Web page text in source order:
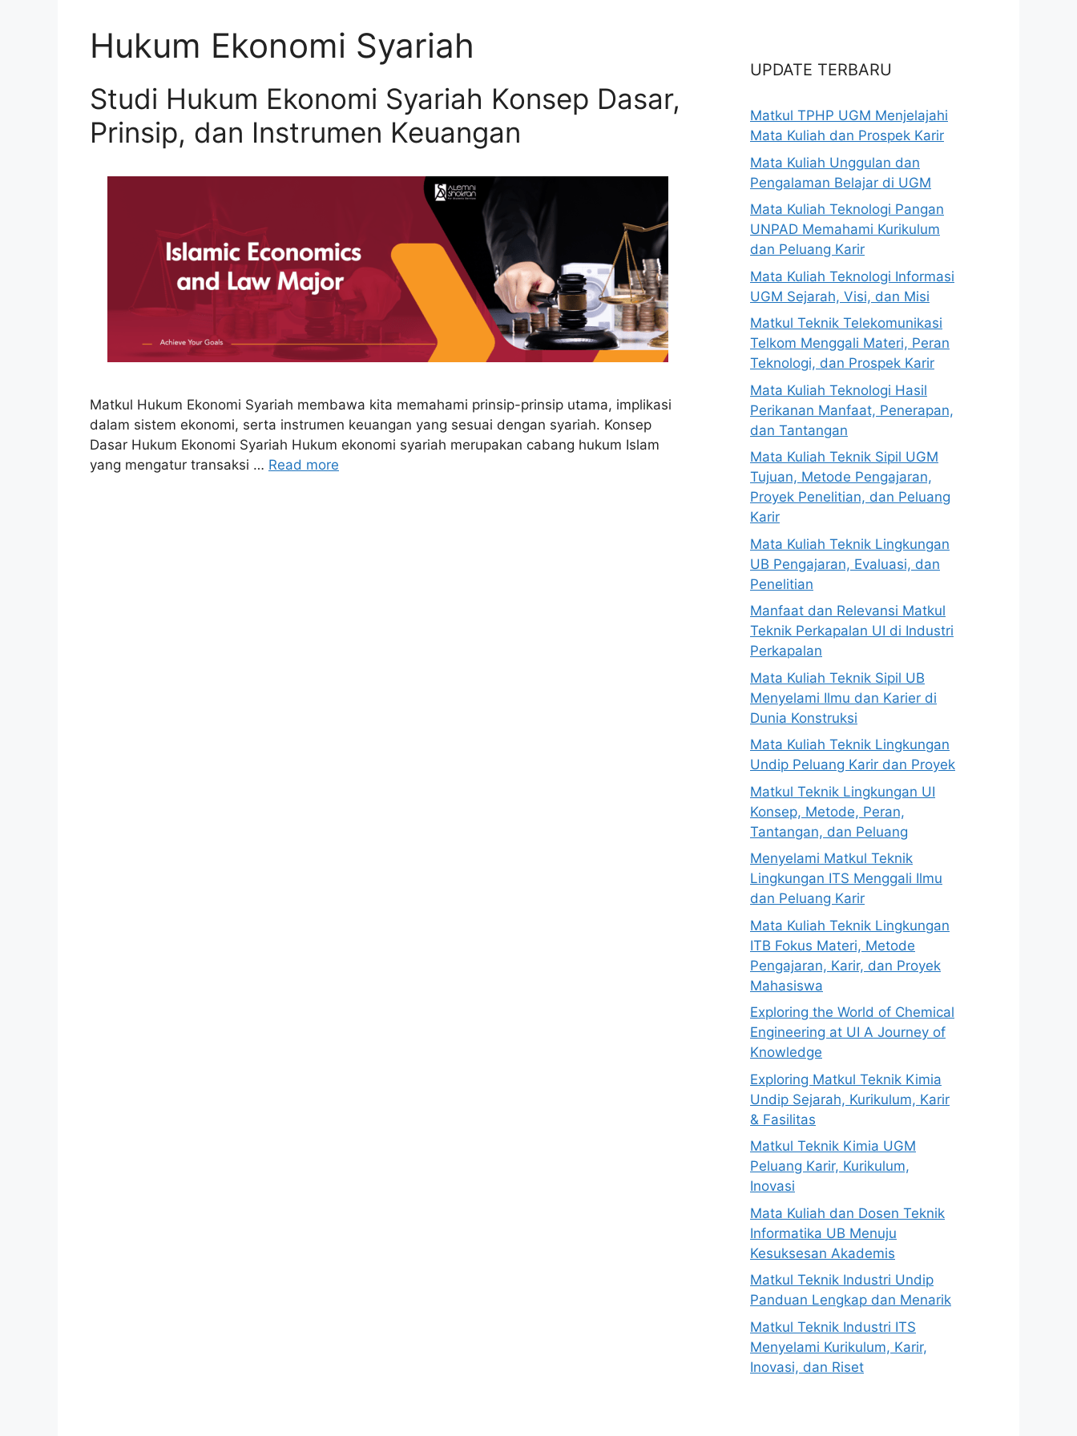
Hukum Ekonomi Syariah
Studi Hukum Ekonomi Syariah Konsep Dasar,
Prinsip, dan Instrumen Keuangan
Matkul Hukum Ekonomi Syariah membawa kita memahami prinsip-prinsip utama, implikasi
dalam sistem ekonomi, serta instrumen keuangan yang sesuai dengan syariah. Konsep
Dasar Hukum Ekonomi Syariah Hukum ekonomi syariah merupakan cabang hukum Islam
yang mengatur transaksi … Read more
UPDATE TERBARU
Matkul TPHP UGM Menjelajahi
Mata Kuliah dan Prospek Karir
Mata Kuliah Unggulan dan
Pengalaman Belajar di UGM
Mata Kuliah Teknologi Pangan
UNPAD Memahami Kurikulum
dan Peluang Karir
Mata Kuliah Teknologi Informasi
UGM Sejarah, Visi, dan Misi
Matkul Teknik Telekomunikasi
Telkom Menggali Materi, Peran
Teknologi, dan Prospek Karir
Mata Kuliah Teknologi Hasil
Perikanan Manfaat, Penerapan,
dan Tantangan
Mata Kuliah Teknik Sipil UGM
Tujuan, Metode Pengajaran,
Proyek Penelitian, dan Peluang
Karir
Mata Kuliah Teknik Lingkungan
UB Pengajaran, Evaluasi, dan
Penelitian
Manfaat dan Relevansi Matkul
Teknik Perkapalan UI di Industri
Perkapalan
Mata Kuliah Teknik Sipil UB
Menyelami Ilmu dan Karier di
Dunia Konstruksi
Mata Kuliah Teknik Lingkungan
Undip Peluang Karir dan Proyek
Matkul Teknik Lingkungan UI
Konsep, Metode, Peran,
Tantangan, dan Peluang
Menyelami Matkul Teknik
Lingkungan ITS Menggali Ilmu
dan Peluang Karir
Mata Kuliah Teknik Lingkungan
ITB Fokus Materi, Metode
Pengajaran, Karir, dan Proyek
Mahasiswa
Exploring the World of Chemical
Engineering at UI A Journey of
Knowledge
Exploring Matkul Teknik Kimia
Undip Sejarah, Kurikulum, Karir
& Fasilitas
Matkul Teknik Kimia UGM
Peluang Karir, Kurikulum,
Inovasi
Mata Kuliah dan Dosen Teknik
Informatika UB Menuju
Kesuksesan Akademis
Matkul Teknik Industri Undip
Panduan Lengkap dan Menarik
Matkul Teknik Industri ITS
Menyelami Kurikulum, Karir,
Inovasi, dan Riset